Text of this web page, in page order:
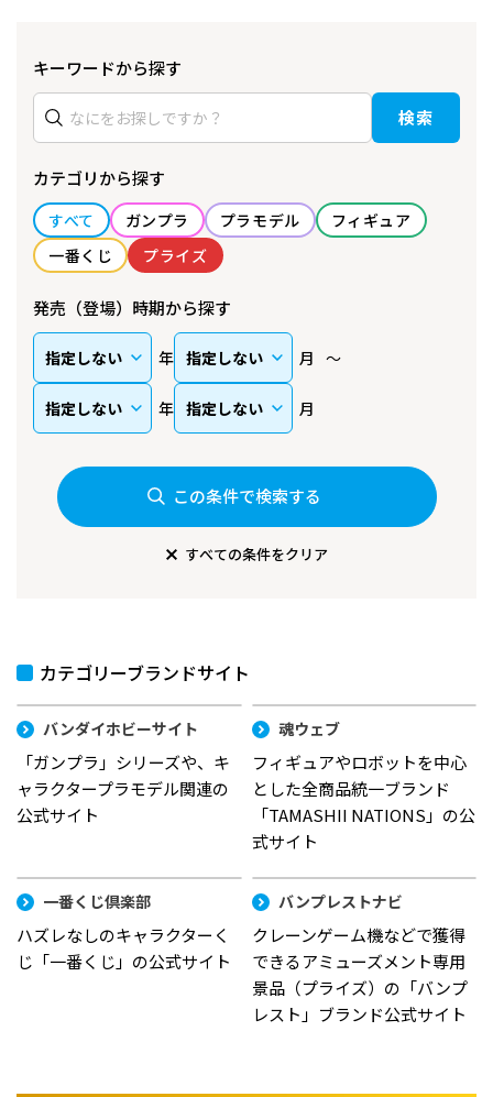
キーワードから探す
検索
カテゴリから探す
すべて ガンプラ プラモデル
フィギュア
一番くじ
プライズ
発売（登場）時期から探す
年 月
年 月
この条件で検索する
すべての条件をクリア
カテゴリーブランドサイト
バンダイホビーサイト
「ガンプラ」シリーズや、キ
ャラクタープラモデル関連の
公式サイト
魂ウェブ
フィギュアやロボットを中心
とした全商品統一ブランド
「TAMASHII NATIONS」の公
式サイト
一番くじ倶楽部
ハズレなしのキャラクターく
じ「一番くじ」の公式サイト
バンプレストナビ
クレーンゲーム機などで獲得
できるアミューズメント専用
景品（プライズ）の「バンプ
レスト」ブランド公式サイト